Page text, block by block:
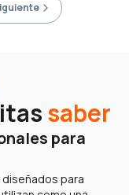
saber
para
para